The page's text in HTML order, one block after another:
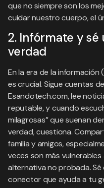
que no siempre son los
cuidar nuestro cuerpo, el
2. Infórmate y sé
verdad
En la era de la
es crucial. Sigue cuentas
Esandotech.com, lee
reputable, y cuando
milagrosas” que suenan
verdad, cuestiona.
familia y amigos,
veces son más
alternativa no probada.
conector que ayuda a tu